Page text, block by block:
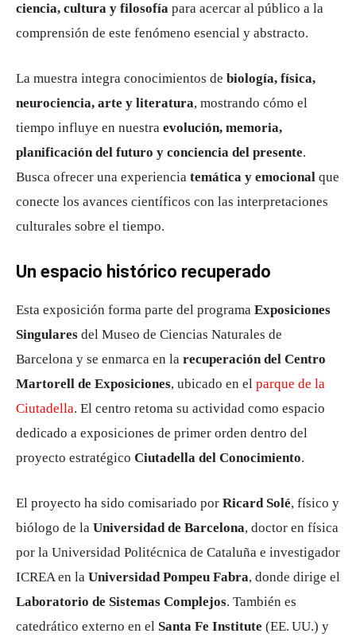
ciencia, cultura y filosofía para acercar al público a la
comprensión de este fenómeno esencial y abstracto.
La muestra integra conocimientos de biología, física,
neurociencia, arte y literatura, mostrando cómo el
tiempo influye en nuestra evolución, memoria,
planificación del futuro y conciencia del presente.
Busca ofrecer una experiencia temática y emocional que
conecte los avances científicos con las interpretaciones
culturales sobre el tiempo.
Un espacio histórico recuperado
Esta exposición forma parte del programa Exposiciones
Singulares del Museo de Ciencias Naturales de
Barcelona y se enmarca en la recuperación del Centro
Martorell de Exposiciones, ubicado en el parque de la
Ciutadella. El centro retoma su actividad como espacio
dedicado a exposiciones de primer orden dentro del
proyecto estratégico Ciutadella del Conocimiento.
El proyecto ha sido comisariado por Ricard Solé, físico y
biólogo de la Universidad de Barcelona, doctor en física
por la Universidad Politécnica de Cataluña e investigador
ICREA en la Universidad Pompeu Fabra, donde dirige el
Laboratorio de Sistemas Complejos. También es
catedrático externo en el Santa Fe Institute (EE. UU.) y